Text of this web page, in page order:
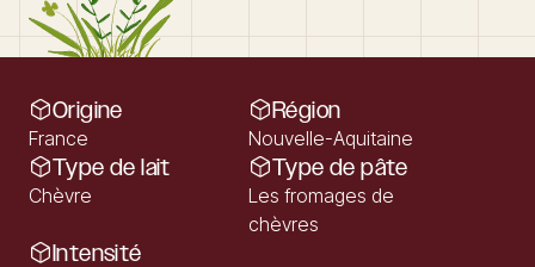
Origine
France
Région
Nouvelle-Aquitaine
Type de lait
Chèvre
Type de pâte
Les fromages de
chèvres
Intensité